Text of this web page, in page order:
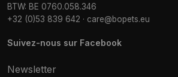
BTW: BE 0760.058.346
+32 (0)53 839 642 · care@bopets.eu
Suivez-nous sur Facebook
Newsletter